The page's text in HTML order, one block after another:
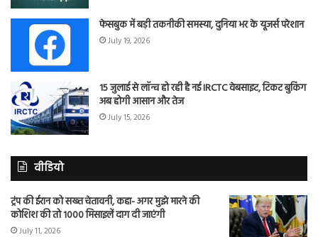
फेसबुक में बड़ी तकनीकी समस्या, दुनिया भर के यूजर्स परेशान
July 19, 2026
15 जुलाई से लॉन्च हो रही है नई IRCTC वेबसाइट, टिकट बुकिंग
अब होगी आसान और तेज
July 15, 2026
वीडियो
ट्रंप की ईरान को सख्त चेतावनी, कहा- अगर मुझे मारने की
कोशिश की तो 1000 मिसाइलें दाग दी जाएंगी
July 11, 2026